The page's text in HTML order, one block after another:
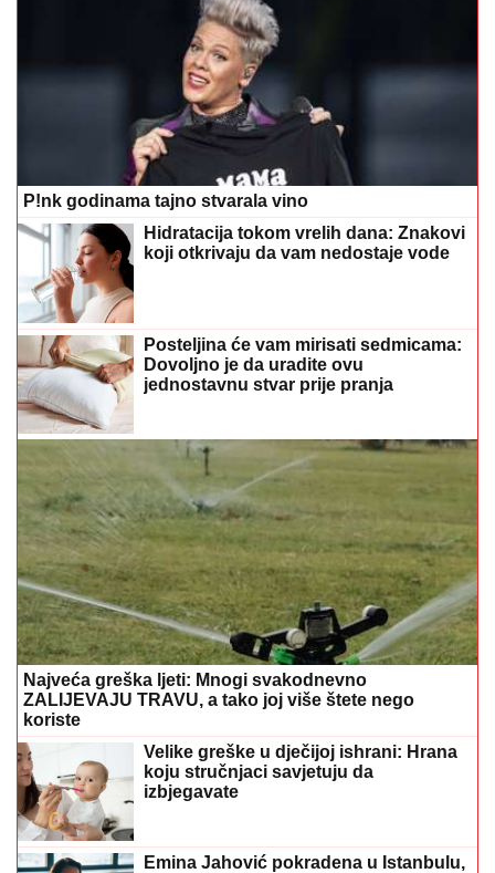
P!nk godinama tajno stvarala vino
Hidratacija tokom vrelih dana: Znakovi
koji otkrivaju da vam nedostaje vode
Posteljina će vam mirisati sedmicama:
Dovoljno je da uradite ovu
jednostavnu stvar prije pranja
Najveća greška ljeti: Mnogi svakodnevno
ZALIJEVAJU TRAVU, a tako joj više štete nego
koriste
Velike greške u dječijoj ishrani: Hrana
koju stručnjaci savjetuju da
izbjegavate
Emina Jahović pokradena u Istanbulu,